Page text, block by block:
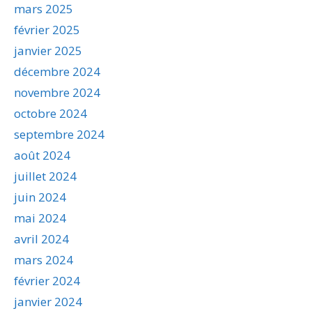
mars 2025
février 2025
janvier 2025
décembre 2024
novembre 2024
octobre 2024
septembre 2024
août 2024
juillet 2024
juin 2024
mai 2024
avril 2024
mars 2024
février 2024
janvier 2024